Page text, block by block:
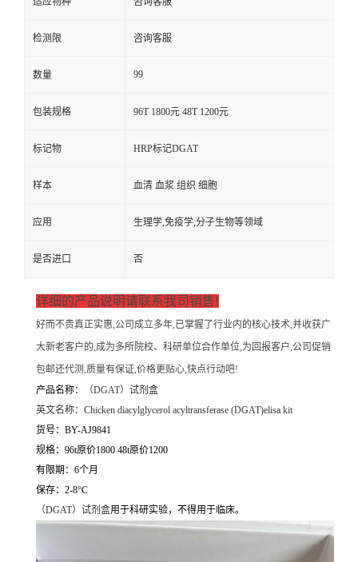
检测限 咨询客服
数量 99
包装规格 96T 1800元 48T 1200元
标记物 HRP标记DGAT
样本 血清 血浆 组织 细胞
应用 生理学,免疫学,分子生物等领域
是否进口 否
详细的产品说明请联系我司销售!
好而不贵真正实惠,公司成立多年,已掌握了行业内的核心技术,并收获广
大新老客户的,成为多所院校、科研单位合作单位,为回报客户,公司促销
包邮还代测,质量有保证,价格更贴心,快点行动吧!
产品名称：
（DGAT）试剂盒
英文名称： Chicken diacylglycerol acyltransferase (DGAT)elisa kit
货号：BY-AJ9841
规格：96t原价1800 48t原价1200
有限期：6个月
保存：2-8°C
（DGAT）试剂盒用于科研实验，不得用于临床。